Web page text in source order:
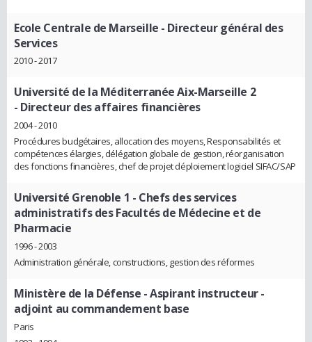
Ecole Centrale de Marseille - Directeur général des
Services
2010 - 2017
Université de la Méditerranée Aix-Marseille 2
- Directeur des affaires financières
2004 - 2010
Procédures budgétaires, allocation des moyens, Responsabilités et
compétences élargies, délégation globale de gestion, réorganisation
des fonctions financières, chef de projet déploiement logiciel SIFAC/SAP
Université Grenoble 1 - Chefs des services
administratifs des Facultés de Médecine et de
Pharmacie
1996 - 2003
Administration générale, constructions, gestion des réformes
Ministère de la Défense - Aspirant instructeur -
adjoint au commandement base
Paris